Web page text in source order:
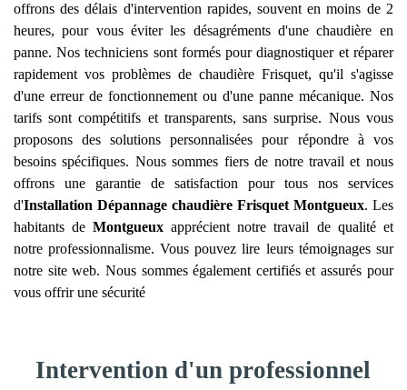
offrons des délais d'intervention rapides, souvent en moins de 2
heures, pour vous éviter les désagréments d'une chaudière en
panne. Nos techniciens sont formés pour diagnostiquer et réparer
rapidement vos problèmes de chaudière Frisquet, qu'il s'agisse
d'une erreur de fonctionnement ou d'une panne mécanique. Nos
tarifs sont compétitifs et transparents, sans surprise. Nous vous
proposons des solutions personnalisées pour répondre à vos
besoins spécifiques. Nous sommes fiers de notre travail et nous
offrons une garantie de satisfaction pour tous nos services
d'Installation Dépannage chaudière Frisquet Montgueux. Les
habitants deMontgueux apprécient notre travail de qualité et
notre professionnalisme. Vous pouvez lire leurs témoignages sur
notre site web. Nous sommes également certifiés et assurés pour
vous offrir une sécurité
Intervention d'un professionnel